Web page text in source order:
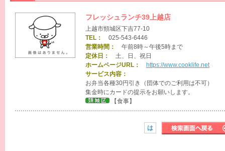
フレッシュランチ39上越店
上越市頸城区下吉77-10
TEL：
025-543-6446
営業時間：
午前8時～午後5時まで
定休日：
土、日、祝日
ホームページURL：
https://www.cooklife.net
サービス内容：
お弁当各種30円引き（団体でのご利用は不可）
集金時にカードの提示をお願いします。
【食事】
は